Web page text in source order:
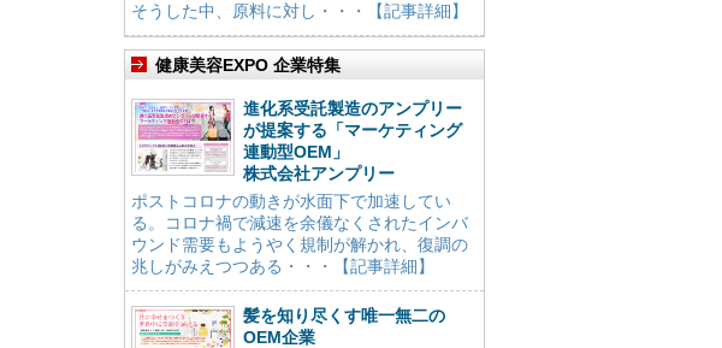
そうした中、原料に対し・・・【記事詳細】
健康美容EXPO 企業特集
進化系受託製造のアンプリー
が提案する「マーケティング
連動型OEM」
株式会社アンプリー
ポストコロナの動きが水面下で加速してい
る。コロナ禍で減速を余儀なくされたインバ
ウンド需要もようやく規制が解かれ、復調の
兆しがみえつつある・・・【記事詳細】
髪を知り尽くす唯一無二の
OEM企業